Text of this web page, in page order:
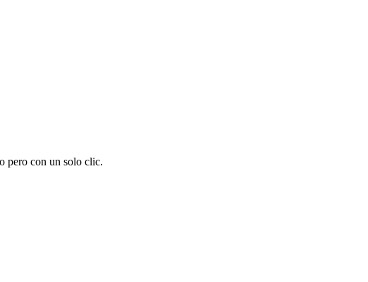
pero con un solo clic.